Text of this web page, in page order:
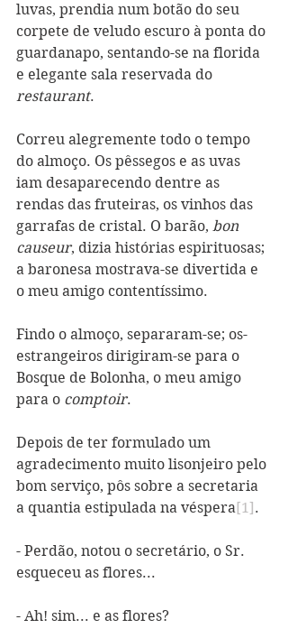
luvas, prendia num botão do seu
corpete de veludo escuro à ponta do
guardanapo, sentando-se na florida
e elegante sala reservada do
restaurant.
Correu alegremente todo o tempo
do almoço. Os pêssegos e as uvas
iam desaparecendo dentre as
rendas das fruteiras, os vinhos das
garrafas de cristal. O barão, bon
causeur, dizia histórias espirituosas;
a baronesa mostrava-se divertida e
o meu amigo contentíssimo.
Findo o almoço, separaram-se; os-
estrangeiros dirigiram-se para o
Bosque de Bolonha, o meu amigo
para o comptoir.
Depois de ter formulado um
agradecimento muito lisonjeiro pelo
bom serviço, pôs sobre a secretaria
a quantia estipulada na véspera[1].
- Perdão, notou o secretário, o Sr.
esqueceu as flores...
- Ah! sim... e as flores?